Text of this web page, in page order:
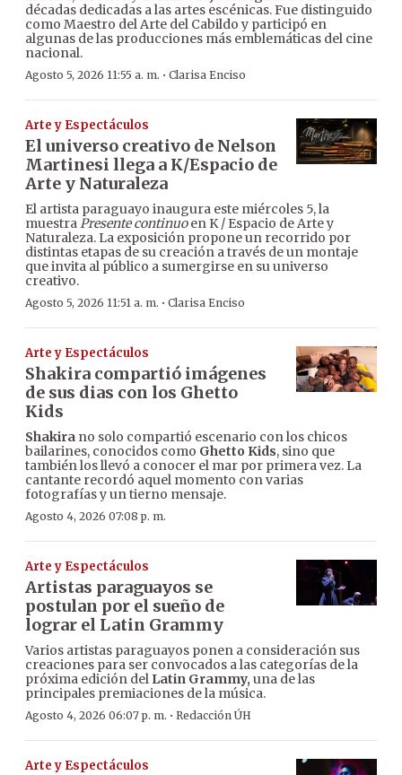
décadas dedicadas a las artes escénicas. Fue distinguido
como Maestro del Arte del Cabildo y participó en
algunas de las producciones más emblemáticas del cine
nacional.
Agosto 5, 2026 11:55 a. m. · Clarisa Enciso
Arte y Espectáculos
El universo creativo de Nelson
Martinesi llega a K/Espacio de
Arte y Naturaleza
El artista paraguayo inaugura este miércoles 5, la
muestraPresente continuoen K / Espacio de Arte y
Naturaleza. La exposición propone un recorrido por
distintas etapas de su creación a través de un montaje
que invita al público a sumergirse en su universo
creativo.
Agosto 5, 2026 11:51 a. m. · Clarisa Enciso
Arte y Espectáculos
Shakira compartió imágenes
de sus dias con los Ghetto
Kids
Shakira no solo compartió escenario con los chicos
bailarines, conocidos como Ghetto Kids, sino que
también los llevó a conocer el mar por primera vez. La
cantante recordó aquel momento con varias
fotografías y un tierno mensaje.
Agosto 4, 2026 07:08 p. m.
Arte y Espectáculos
Artistas paraguayos se
postulan por el sueño de
lograr el Latin Grammy
Varios artistas paraguayos ponen a consideración sus
creaciones para ser convocados a las categorías de la
próxima edición del Latin Grammy, una de las
principales premiaciones de la música.
Agosto 4, 2026 06:07 p. m. · Redacción ÚH
Arte y Espectáculos